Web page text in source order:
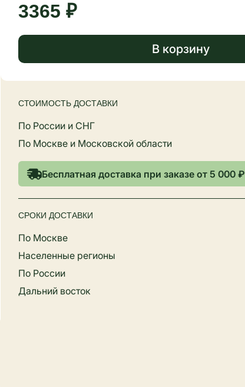
3365 ₽
В корзину
СТОИМОСТЬ ДОСТАВКИ
По России и СНГ
По Москве и Московской области
Бесплатная доставка при заказе от 5 000 ₽
СРОКИ ДОСТАВКИ
По Москве
Населенные регионы
По России
Дальний восток